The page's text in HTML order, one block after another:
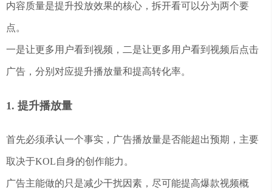
内容质量是提升投放效果的核心，拆开看可以分为两个要
点。
一是让更多用户看到视频，二是让更多用户看到视频后点击
广告，分别对应提升播放量和提高转化率。
1. 提升播放量
首先必须承认一个事实，广告播放量是否能超出预期，主要
取决于KOL自身的创作能力。
广告主能做的只是减少干扰因素，尽可能提高爆款视频概